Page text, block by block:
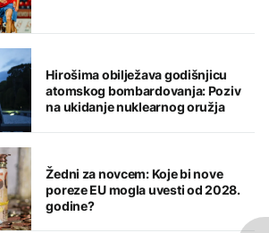
Hirošima obilježava godišnjicu
atomskog bombardovanja: Poziv
na ukidanje nuklearnog oružja
Žedni za novcem: Koje bi nove
poreze EU mogla uvesti od 2028.
godine?